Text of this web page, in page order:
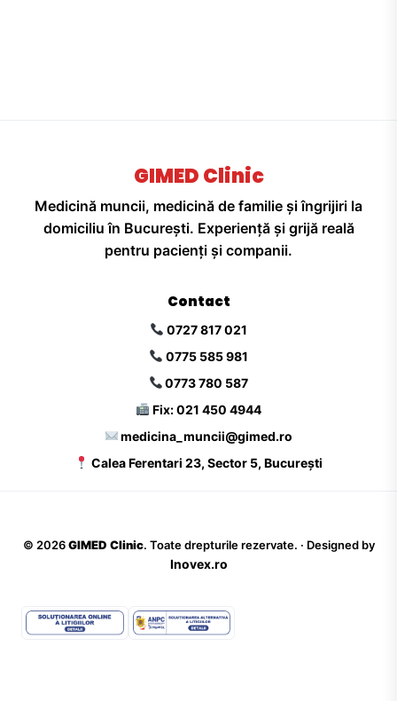
GIMED Clinic
Medicină muncii, medicină de familie și îngrijiri la
domiciliu în București. Experiență și grijă reală
pentru pacienți și companii.
Contact
0727 817 021
0775 585 981
0773 780 587
Fix: 021 450 4944
medicina_muncii@gimed.ro
Calea Ferentari 23, Sector 5, București
© 2026 GIMED Clinic. Toate drepturile rezervate. · Designed by
Inovex.ro